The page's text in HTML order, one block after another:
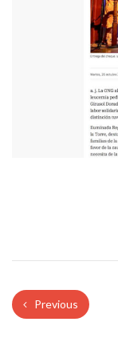
Previous